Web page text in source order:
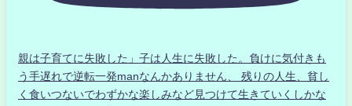
親は子育てに失敗した」子は人生に失敗した。負けに気付きも
う手遅れで逆転一発manなんかありません、 残りの人生、貧し
く食いつないでわずかな楽しみなど見つけて生きていくしかな